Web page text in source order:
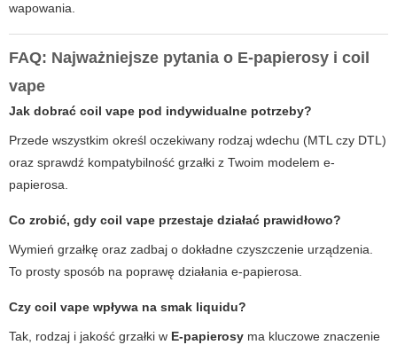
wapowania.
FAQ: Najważniejsze pytania o E-papierosy i coil
vape
Jak dobrać coil vape pod indywidualne potrzeby?
Przede wszystkim określ oczekiwany rodzaj wdechu (MTL czy DTL)
oraz sprawdź kompatybilność grzałki z Twoim modelem e-
papierosa.
Co zrobić, gdy coil vape przestaje działać prawidłowo?
Wymień grzałkę oraz zadbaj o dokładne czyszczenie urządzenia.
To prosty sposób na poprawę działania e-papierosa.
Czy coil vape wpływa na smak liquidu?
Tak, rodzaj i jakość grzałki w E-papierosy ma kluczowe znaczenie